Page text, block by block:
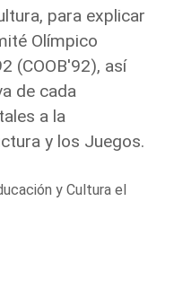
para explicar
Olímpico
(COOB'92), así
de cada
a la
y los Juegos.
y Cultura el